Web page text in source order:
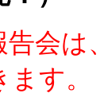
告会は
す。